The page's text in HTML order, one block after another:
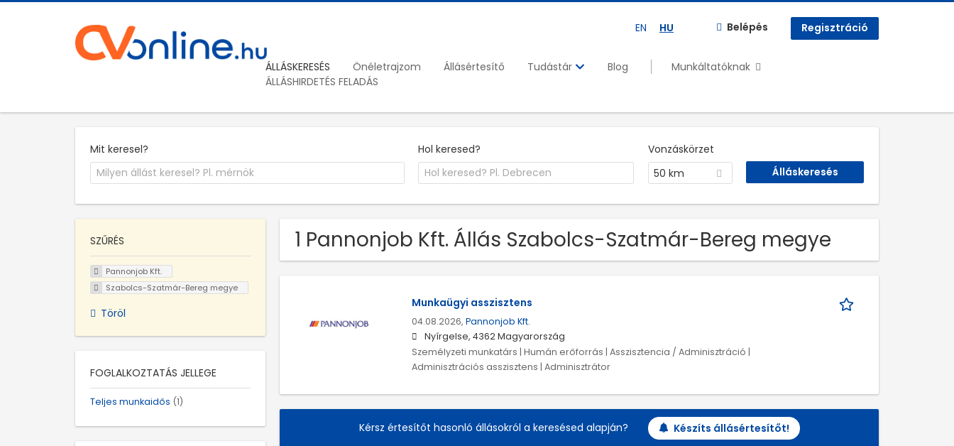
EN HU Belépés Regisztráció
ÁLLÁSKERESÉS Önéletrajzom Állásértesítő Tudástár Blog
Munkáltatóknak
ÁLLÁSHIRDETÉS FELADÁS
Mit keresel? Hol keresed?
Vonzáskörzet
50 km
1 Pannonjob Kft. Állás Szabolcs-Szatmár-Bereg megye
Munkaügyi asszisztens
04.08.2026, Pannonjob Kft.
Nyírgelse, 4362 Magyarország
Személyzeti munkatárs | Humán erőforrás | Asszisztencia / Adminisztráció |
Adminisztrációs asszisztens | Adminisztrátor
Kérsz értesítőt hasonló állásokról a keresésed alapján? Készíts állásértesítőt!
SZŰRÉS
Pannonjob Kft.
Szabolcs-Szatmár-Bereg megye
Töröl
FOGLALKOZTATÁS JELLEGE
Teljes munkaidős (1)